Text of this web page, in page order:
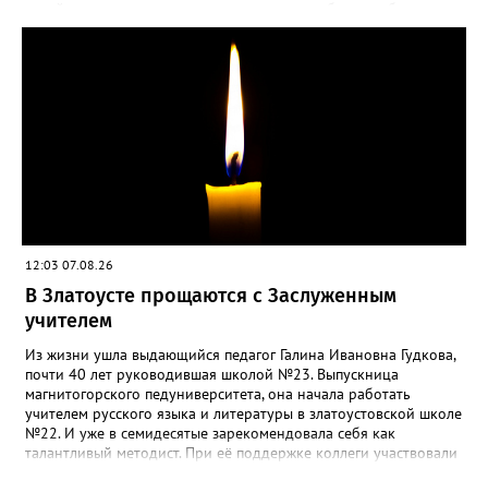
силы перед долгой зимовкой.
12:03 07.08.26
В Златоусте прощаются с Заслуженным
учителем
Из жизни ушла выдающийся педагог Галина Ивановна Гудкова,
почти 40 лет руководившая школой №23. Выпускница
магнитогорского педуниверситета, она начала работать
учителем русского языка и литературы в златоустовской школе
№22. И уже в семидесятые зарекомендовала себя как
талантливый методист. При её поддержке коллеги участвовали